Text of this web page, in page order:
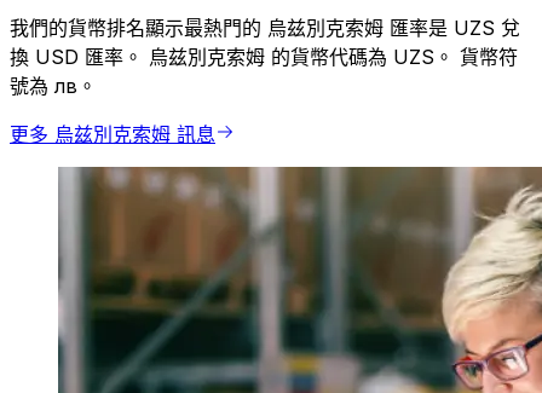
我們的貨幣排名顯示最熱門的 烏兹別克索姆 匯率是 UZS 兌
換 USD 匯率。 烏兹別克索姆 的貨幣代碼為 UZS。 貨幣符
號為 лв。
更多 烏兹別克索姆 訊息